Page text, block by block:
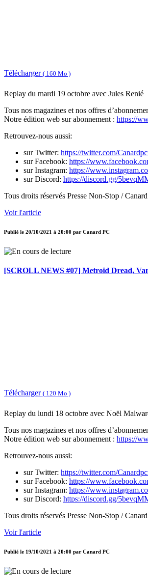
Télécharger ( 160 Mo )
Replay du mardi 19 octobre avec Jules Renié
Tous nos magazines et nos offres
Notre édition web sur abonnement : https://
Retrouvez-nous aussi:
sur Twitter: https://twitter.com/
sur Facebook: https://
sur Instagram: https://
sur Discord: https://discord.gg/
Tous droits réservés Presse Non-Stop /
Voir l'article
Publié le 20/10/2021 à 20:00 par Canard PC
[SCROLL NEWS #07] Metroid Dread,
Télécharger ( 120 Mo )
Replay du lundi 18 octobre avec Noël
Tous nos magazines et nos offres
Notre édition web sur abonnement : https://
Retrouvez-nous aussi:
sur Twitter: https://twitter.com/
sur Facebook: https://
sur Instagram: https://
sur Discord: https://discord.gg/
Tous droits réservés Presse Non-Stop /
Voir l'article
Publié le 19/10/2021 à 20:00 par Canard PC